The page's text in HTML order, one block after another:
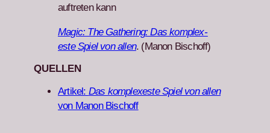
auftreten kann
Mag­ic: The Gath­er­ing: Das kom­plex­
este Spiel von allen. (Manon Bischoff)
QUELLEN
Artikel: Das kom­plex­este Spiel von allen
von Manon Bischoff